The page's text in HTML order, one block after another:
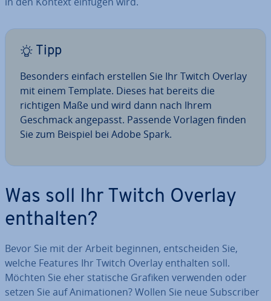
Tipp
Besonders einfach erstellen Sie Ihr Twitch Overlay
mit einem Template. Dieses hat bereits die
richtigen Maße und wird dann nach Ihrem
Geschmack angepasst. Passende Vorlagen finden
Sie zum Beispiel bei Adobe Spark.
Was soll Ihr Twitch Overlay
enthalten?
Bevor Sie mit der Arbeit beginnen, ent­schei­den Sie,
welche Features Ihr Twitch Overlay enthalten soll.
Möchten Sie eher statische Grafiken verwenden oder
setzen Sie auf Ani­ma­tio­nen? Wollen Sie neue Sub­scri­ber